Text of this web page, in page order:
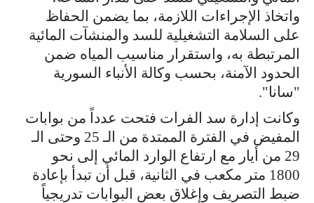
واتخاذ الإجراءات اللازمة، بما يضمن الحفاظ
على السلامة التشغيلية ‏للسد والمنشآ‌ت المائية
المرتبطة به، واستقرار مناسيب المياه ضمن
الحدود ‏الآمنة، بحسب وكالة الأنباء السورية
"سانا".
وكانت إدارة سد الفرات فتحت عدداً من بوابات
المفيض في الفترة الممتدة ‏من الـ 25 وحتى الـ
29 من أيار مع ارتفاع الوارد المائي إلى نحو
1800 متر مكعب ‏في الثانية، قبل أن تبدأ بإعادة
ضبط التصريف وإغلاق بعض البوابات ‏تدريجياً